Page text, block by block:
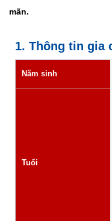
mãn.
1. Thông tin gia
Năm sinh
Tuổi